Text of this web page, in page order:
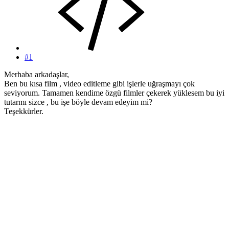
#1
Merhaba arkadaşlar,
Ben bu kısa film , video editleme gibi işlerle uğraşmayı çok
seviyorum. Tamamen kendime özgü filmler çekerek yüklesem bu iyi
tutarmı sizce , bu işe böyle devam edeyim mi?
Teşekkürler.